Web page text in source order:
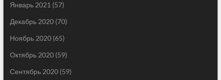
Январь 2021 (57)
Декабрь 2020(70)
Ноябрь 2020(65)
Октябрь 2020(59)
Сентябрь 2020(59)